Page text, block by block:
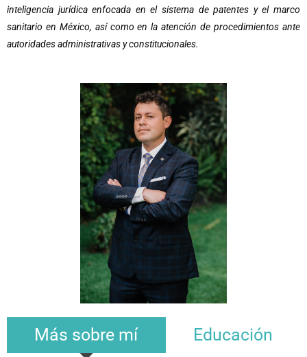
inteligencia jurídica enfocada en el sistema de patentes y el marco
sanitario en México, así como en la atención de procedimientos ante
autoridades administrativas y constitucionales.
Más sobre mí
Educación